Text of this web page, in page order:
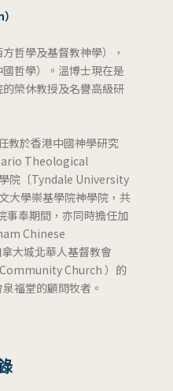
哲學及基督教神學），
哲學）。溫博士現在是
榮休教授及名譽高級研
教於香港中國神學研究
Theological
院〔Tyndale University
大學崇基學院神學院，共
事奉期間，亦同時擔任加
Chinese
大城北華人基督教會
Church ）的
福堂的顧問牧者。